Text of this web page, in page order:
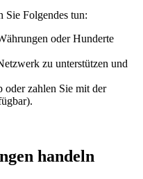
Folgendes tun:
oder Hunderte
zu unterstützen und
oder zahlen Sie mit der
handeln